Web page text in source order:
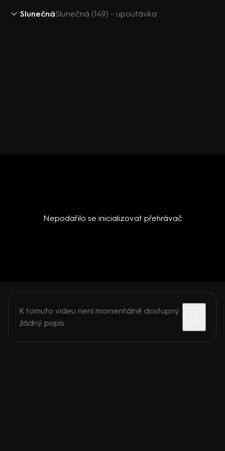
SlunečnáSlunečná (149) - upoutávka
Nepodařilo se inicializovat přehrávač
K tomuto videu není momentálně dostupný
žádný popis.